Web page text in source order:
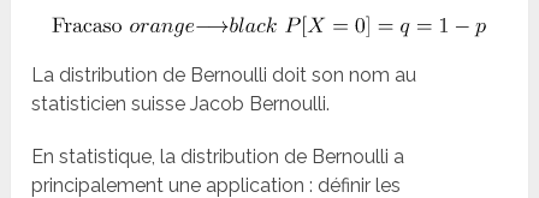
La distribution de Bernoulli doit son nom au
statisticien suisse Jacob Bernoulli.
En statistique, la distribution de Bernoulli a
principalement une application : définir les